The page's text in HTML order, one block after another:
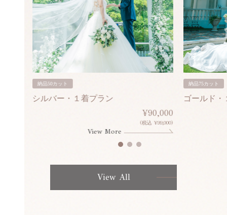
納品50カット
シルバー・１着プラン
¥90,000
(税込 ¥99,000)
View More
納品75カット
ゴールド・
View All